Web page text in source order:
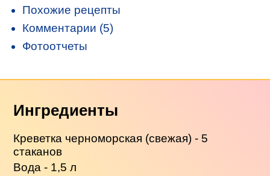
Похожие рецепты
Комментарии (5)
Фотоотчеты
Ингредиенты
Креветка черноморская (свежая) - 5
стаканов
Вода - 1,5 л